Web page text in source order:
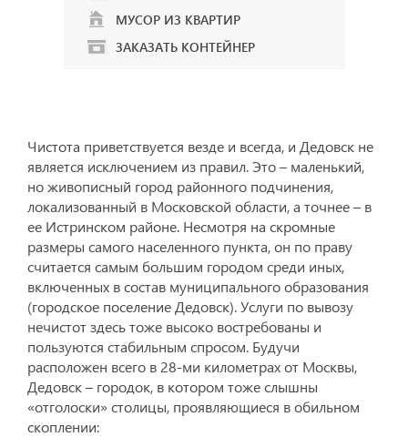
МУСОР ИЗ КВАРТИР
ЗАКАЗАТЬ КОНТЕЙНЕР
Чистота приветствуется везде и всегда, и Дедовск не
является исключением из правил. Это – маленький,
но живописный город районного подчинения,
локализованный в Московской области, а точнее – в
ее Истринском районе. Несмотря на скромные
размеры самого населенного пункта, он по праву
считается самым большим городом среди иных,
включенных в состав муниципального образования
(городское поселение Дедовск). Услуги по вывозу
нечистот здесь тоже высоко востребованы и
пользуются стабильным спросом. Будучи
расположен всего в 28-ми километрах от Москвы,
Дедовск – городок, в котором тоже слышны
«отголоски» столицы, проявляющиеся в обильном
скоплении: